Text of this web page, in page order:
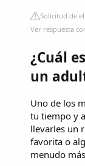
Solicitud de
Ver respuesta
¿Cuál
un
Uno de los
tu tiempo y
llevarles un
favorita o
menudo